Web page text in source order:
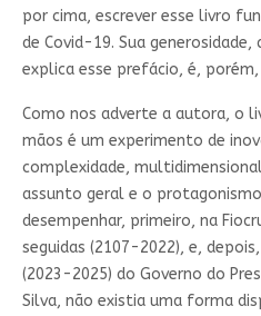
por cima, escrever esse livro
de Covid-19. Sua
explica esse prefácio, é,
Como nos adverte a autora, o
mãos é um experimento de
complexidade,
assunto geral e o
desempenhar, primeiro, na
seguidas (2107-2022), e,
(2023-2025) do Governo do
Silva, não existia uma forma